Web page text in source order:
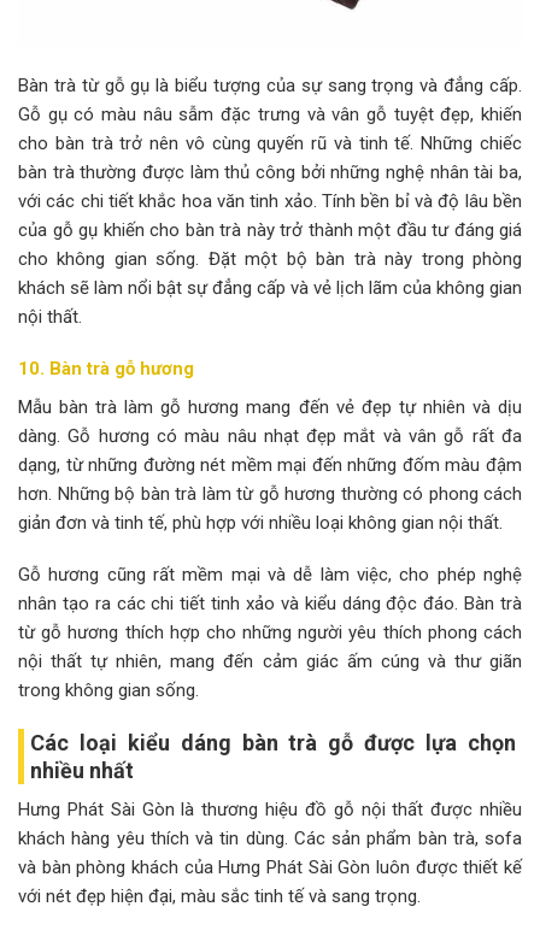
Bàn trà từ gỗ gụ là biểu tượng của sự sang trọng và đẳng cấp.
Gỗ gụ có màu nâu sẫm đặc trưng và vân gỗ tuyệt đẹp, khiến
cho bàn trà trở nên vô cùng quyến rũ và tinh tế. Những chiếc
bàn trà thường được làm thủ công bởi những nghệ nhân tài ba,
với các chi tiết khắc hoa văn tinh xảo. Tính bền bỉ và độ lâu bền
của gỗ gụ khiến cho bàn trà này trở thành một đầu tư đáng giá
cho không gian sống. Đặt một bộ bàn trà này trong phòng
khách sẽ làm nổi bật sự đẳng cấp và vẻ lịch lãm của không gian
nội thất.
10. Bàn trà gỗ hương
Mẫu bàn trà làm gỗ hương mang đến vẻ đẹp tự nhiên và dịu
dàng. Gỗ hương có màu nâu nhạt đẹp mắt và vân gỗ rất đa
dạng, từ những đường nét mềm mại đến những đốm màu đậm
hơn. Những bộ bàn trà làm từ gỗ hương thường có phong cách
giản đơn và tinh tế, phù hợp với nhiều loại không gian nội thất.
Gỗ hương cũng rất mềm mại và dễ làm việc, cho phép nghệ
nhân tạo ra các chi tiết tinh xảo và kiểu dáng độc đáo. Bàn trà
từ gỗ hương thích hợp cho những người yêu thích phong cách
nội thất tự nhiên, mang đến cảm giác ấm cúng và thư giãn
trong không gian sống.
Các loại kiểu dáng bàn trà gỗ được lựa chọn
nhiều nhất
Hưng Phát Sài Gòn là thương hiệu đồ gỗ nội thất được nhiều
khách hàng yêu thích và tin dùng. Các sản phẩm bàn trà, sofa
và bàn phòng khách của Hưng Phát Sài Gòn luôn được thiết kế
với nét đẹp hiện đại, màu sắc tinh tế và sang trọng.